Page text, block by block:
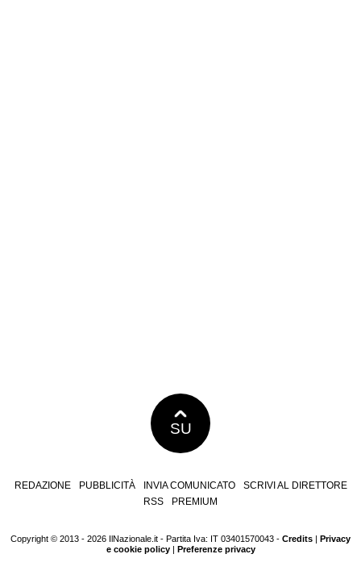
SU
REDAZIONE PUBBLICITÀ INVIA COMUNICATO
SCRIVI AL DIRETTORE
RSS
PREMIUM
Copyright © 2013 - 2026 IlNazionale.it - Partita Iva: IT 03401570043 - Credits | Privacy
e cookie policy| Preferenze privacy